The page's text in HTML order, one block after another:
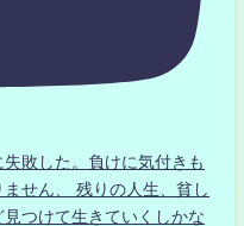
敗した。負けに気付きも
せん、 残りの人生、貧し
つけて生きていくしかな